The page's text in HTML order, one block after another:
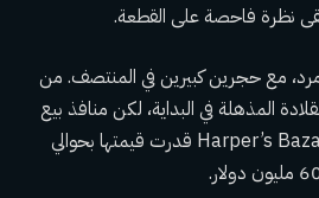
نظرة فاحصة على القطعة.
مع حجرين كبيرين في المنتصف. من
المذهلة في البداية، لكن منافذ بيع
مثل GQ India وHarper’s Bazaar India قدرت قيمتها بحوالي